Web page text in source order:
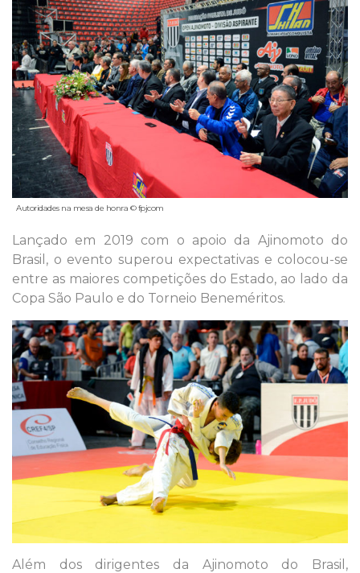
Autoridades na mesa de honra © fpjcom
Lançado em 2019 com o apoio da Ajinomoto do
Brasil, o evento superou expectativas e colocou-se
entre as maiores competições do Estado, ao lado da
Copa São Paulo e do Torneio Beneméritos.
Além dos dirigentes da Ajinomoto do Brasil,